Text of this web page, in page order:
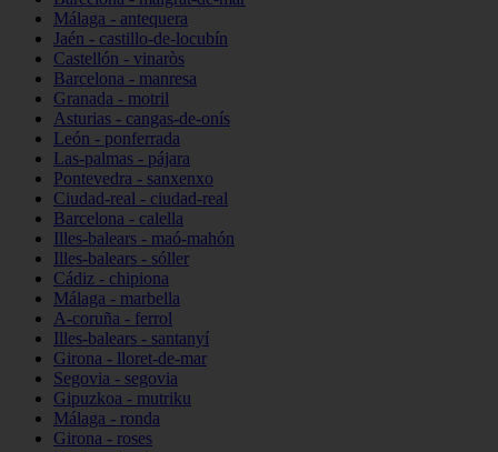
Málaga - antequera
Jaén - castillo-de-locubín
Castellón - vinaròs
Barcelona - manresa
Granada - motril
Asturias - cangas-de-onís
León - ponferrada
Las-palmas - pájara
Pontevedra - sanxenxo
Ciudad-real - ciudad-real
Barcelona - calella
Illes-balears - maó-mahón
Illes-balears - sóller
Cádiz - chipiona
Málaga - marbella
A-coruña - ferrol
Illes-balears - santanyí
Girona - lloret-de-mar
Segovia - segovia
Gipuzkoa - mutriku
Málaga - ronda
Girona - roses